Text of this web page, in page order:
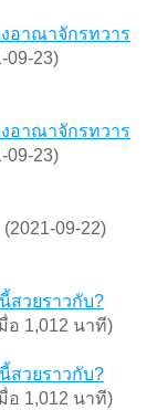
อาณาจักรทวาร
09-23)
อาณาจักรทวาร
09-23)
09-22)
วยราวกับ?
1,012 นาที)
วยราวกับ?
1,012 นาที)